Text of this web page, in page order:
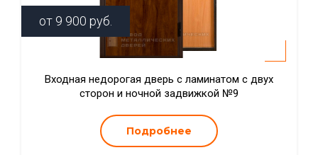
от 9 900 руб.
Входная недорогая дверь с ламинатом с двух
сторон и ночной задвижкой №9
Подробнее